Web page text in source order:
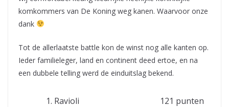
komkommers van De Koning weg kanen. Waarvoor onze
dank
Tot de allerlaatste battle kon de winst nog alle kanten op.
Ieder familieleger, land en continent deed ertoe, en na
een dubbele telling werd de einduitslag bekend.
1. Ravioli
121 punten